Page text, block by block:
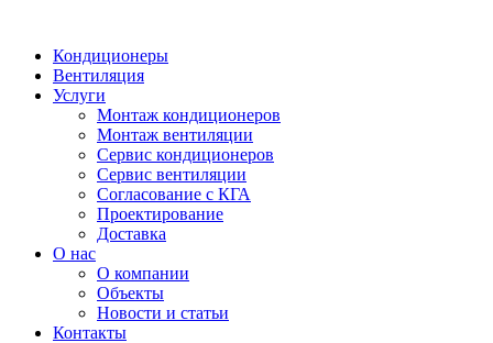
Кондиционеры
Вентиляция
Услуги
Монтаж кондиционеров
Монтаж вентиляции
Сервис кондиционеров
Сервис вентиляции
Согласование с КГА
Проектирование
Доставка
О нас
О компании
Объекты
Новости и статьи
Контакты